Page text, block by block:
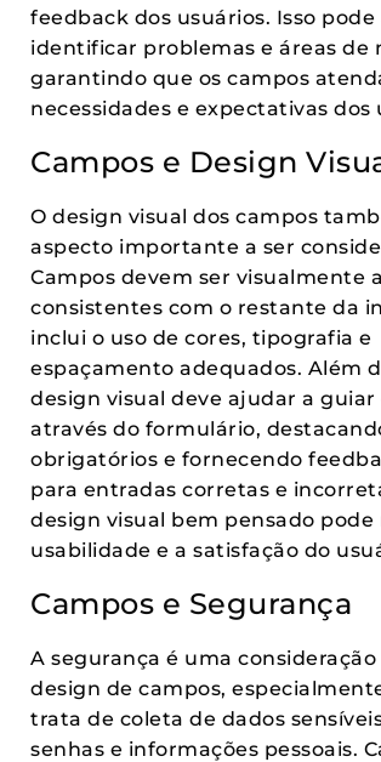
feedback dos usuários. Isso
identificar problemas e áreas de
garantindo que os campos
necessidades e expectativas dos
Campos e Design
O design visual dos campos
aspecto importante a ser
Campos devem ser visualmente
consistentes com o restante da
inclui o uso de cores, tipografia e
espaçamento adequados. Além
design visual deve ajudar a guiar
através do formulário,
obrigatórios e fornecendo
para entradas corretas e
design visual bem pensado pode
usabilidade e a satisfação do
Campos e Segurança
A segurança é uma
design de campos,
trata de coleta de dados
senhas e informações pessoais.